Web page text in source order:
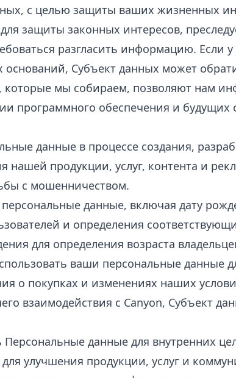
с целью защиты ваших жизненных
защиты законных интересов,
разгласить информацию. Если
оснований, Субъект данных может
мы собираем, позволяют нам
программного обеспечения и будущих
данные в процессе создания,
нашей продукции, услуг, контента и
с мошенничеством.
данные, включая дату
и определения
для определения возраста
ваши персональные данные
о покупках и изменениях наших
взаимодействия с Canyon, Субъект
данные для внутренних
улучшения продукции, услуг и